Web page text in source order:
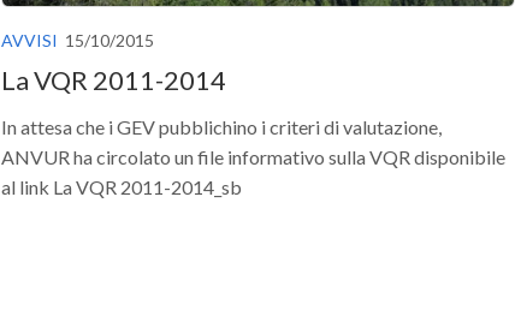
AVVISI 15/10/2015
La VQR 2011-2014
In attesa che i GEV pubblichino i criteri di valutazione,
ANVUR ha circolato un file informativo sulla VQR disponibile
al link La VQR 2011-2014_sb